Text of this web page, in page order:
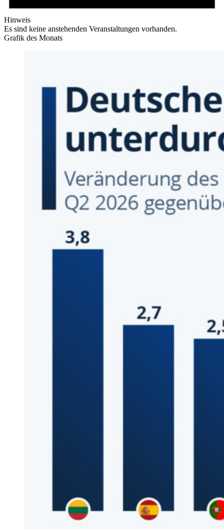
Hinweis
Es sind keine anstehenden Veranstaltungen vorhanden.
Grafik des Monats